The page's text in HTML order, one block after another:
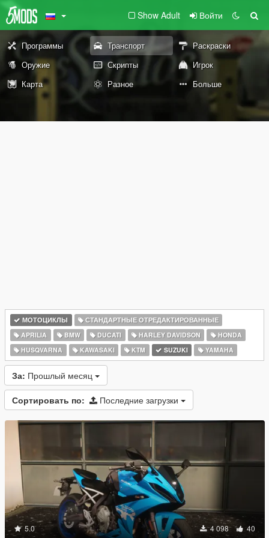
Show Adult Войти
Программы Транспорт
Раскраски
Оружие
Скрипты
Игрок
Карта
Разное Больше
МОТОЦИКЛЫ
СТАНДАРТНЫЕ ОТРЕДАКТИРОВАННЫЕ
APRILIA
BMW DUCATI HARLEY DAVIDSON
HONDA
HUSQVARNA
KAWASAKI KTM SUZUKI YAMAHA
За: Прошлый месяц
Сортировать по: Последние загрузки
5.0 4 098 40